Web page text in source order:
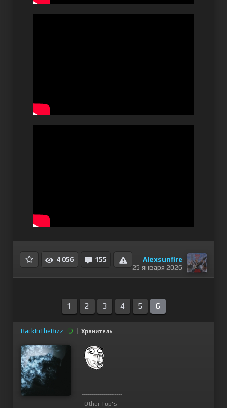
4 056 155
Alexsunfire
25 января 2026
1 2 3 4 5 6
BackInTheBizz Хранитель
--------------------
Other Top's